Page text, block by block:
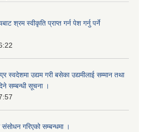
श्रम स्वीकृति प्राप्त गर्न पेश गर्नु पर्ने
स्वदेशमा उद्यम गरी बसेका उद्यमीलाई सम्मान तथा
सम्बन्धी सूचना ।
गरिएको सम्बन्धमा ।